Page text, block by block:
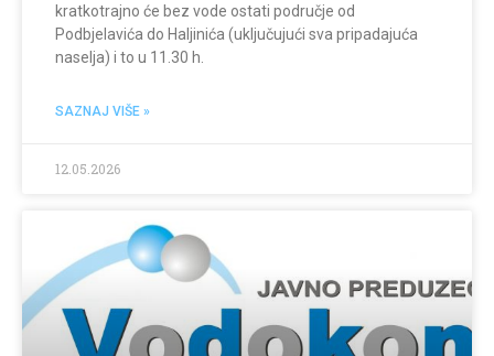
kratkotrajno će bez vode ostati područje od
Podbjelavića do Haljinića (uključujući sva pripadajuća
naselja) i to u 11.30 h.
SAZNAJ VIŠE »
12.05.2026